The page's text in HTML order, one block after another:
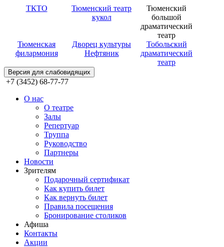
ТКТО
Тюменский театр
кукол
Тюменский
большой
драматический
театр
Тюменская
филармония
Дворец культуры
Нефтяник
Тобольский
драматический
театр
Версия для слабовидящих
+7 (3452) 68-77-77
О нас
О театре
Залы
Репертуар
Труппа
Руководство
Партнеры
Новости
Зрителям
Подарочный сертификат
Как купить билет
Как вернуть билет
Правила посещения
Бронирование столиков
Афиша
Контакты
Акции